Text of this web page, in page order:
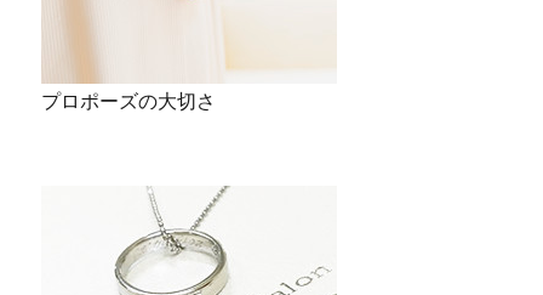
プロポーズの大切さ